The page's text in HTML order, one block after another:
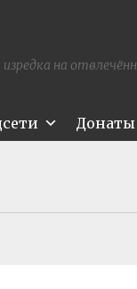
на
Донаты